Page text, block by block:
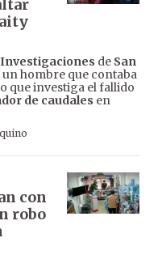
de San
un hombre que contaba
que investiga el fallido
de caudales en
con
robo